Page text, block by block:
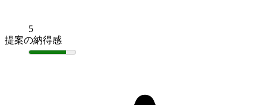
5
提案の納得感